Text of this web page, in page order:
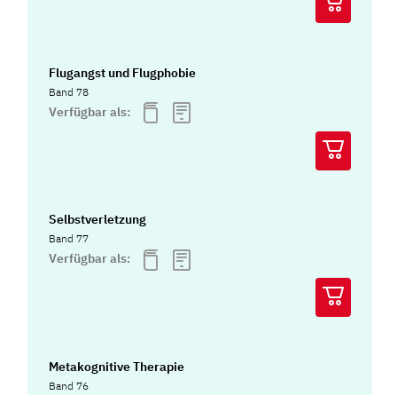
Flugangst und Flugphobie
Band 78
Verfügbar als:
Selbstverletzung
Band 77
Verfügbar als:
Metakognitive Therapie
Band 76